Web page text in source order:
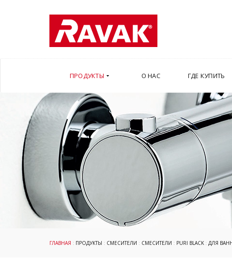
ПРОДУКТЫ О НАС ГДЕ КУПИТЬ
ГЛАВНАЯ : ПРОДУКТЫ : СМЕСИТЕЛИ : СМЕСИТЕЛИ : PURI BLACK : ДЛЯ